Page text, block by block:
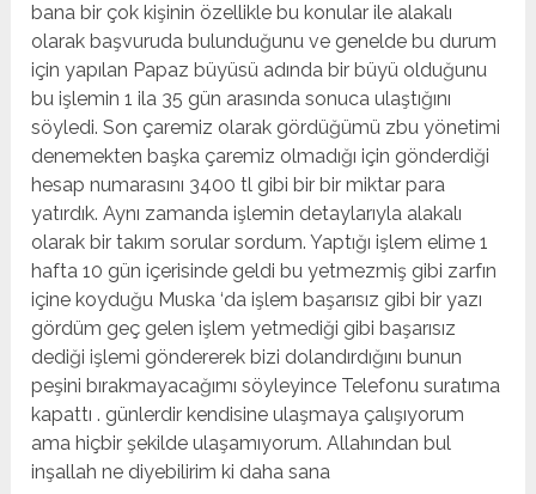
bana bir çok kişinin özellikle bu konular ile alakalı
olarak başvuruda bulunduğunu ve genelde bu durum
için yapılan Papaz büyüsü adında bir büyü olduğunu
bu işlemin 1 ila 35 gün arasında sonuca ulaştığını
söyledi. Son çaremiz olarak gördüğümü zbu yönetimi
denemekten başka çaremiz olmadığı için gönderdiği
hesap numarasını 3400 tl gibi bir bir miktar para
yatırdık. Aynı zamanda işlemin detaylarıyla alakalı
olarak bir takım sorular sordum. Yaptığı işlem elime 1
hafta 10 gün içerisinde geldi bu yetmezmiş gibi zarfın
içine koyduğu Muska ‘da işlem başarısız gibi bir yazı
gördüm geç gelen işlem yetmediği gibi başarısız
dediği işlemi göndererek bizi dolandırdığını bunun
peşini bırakmayacağımı söyleyince Telefonu suratıma
kapattı . günlerdir kendisine ulaşmaya çalışıyorum
ama hiçbir şekilde ulaşamıyorum. Allahından bul
inşallah ne diyebilirim ki daha sana